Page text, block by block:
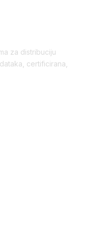
za distribuciju
certificirana,